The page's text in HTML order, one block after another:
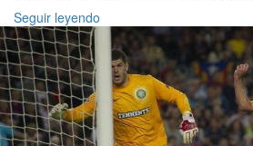
Seguir leyendo